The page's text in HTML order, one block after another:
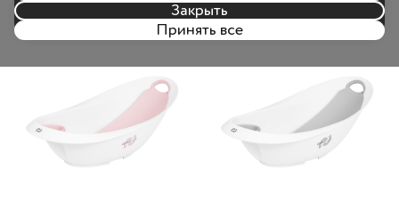
продуманными деталями.Закрыть
Принять все